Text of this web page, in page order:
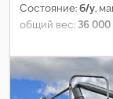
Состояние:б/у,
общий вес: 36 000
длина грузового
загрузки:
2 440 мм
грузового